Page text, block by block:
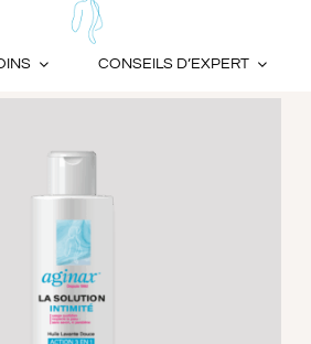
CONSEILS D’EXPERT